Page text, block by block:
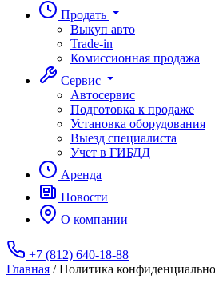
Продать
Выкуп авто
Trade-in
Комиссионная продажа
Сервис
Автосервис
Подготовка к продаже
Установка оборудования
Выезд специалиста
Учет в ГИБДД
Аренда
Новости
О компании
+7 (812) 640-18-88
Главная /Политика